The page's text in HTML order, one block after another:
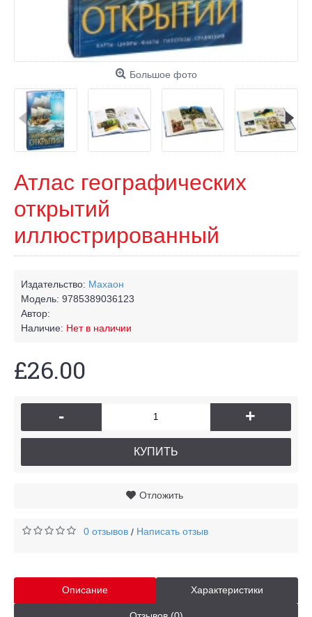
Большое фото
Атлас географических
открытий
иллюстрированный
Издательство: Махаон
Модель: 9785389036123
Автор:
Наличие: Нет в наличии
£26.00
- +
КУПИТЬ
Отложить
0 отзывов / Написать отзыв
Описание Характеристики